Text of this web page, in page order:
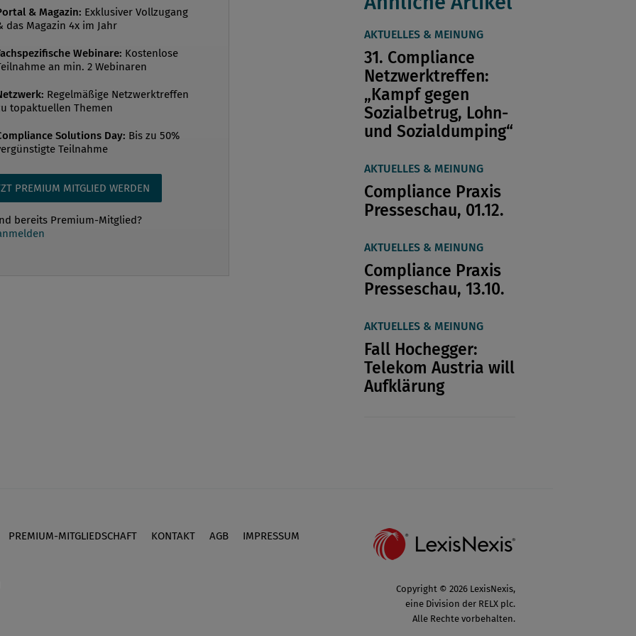
seiner prestigeträchtigsten
das Euro Plaza am Wienerberg. Bis
in unterschiedlichen Funktionen
& Magazin: Exklusiver Vollzugang
das Magazin 4x im Jahr
Webinare: Kostenlose
an min. 2 Webinaren
Regelmäßige Netzwerktreffen
topaktuellen Themen
Solutions Day: Bis zu 50%
Teilnahme
PREMIUM MITGLIED WERDEN
bereits Premium-Mitglied?
AKTUELLES & MEINUNG
31. Compliance
Netzwerktreffen:
„Kampf gegen
Sozialbetrug, Lohn-
und Sozialdumping“
AKTUELLES & MEINUNG
Compliance Praxis
Presseschau, 01.12.
AKTUELLES & MEINUNG
Compliance Praxis
Presseschau, 13.10.
AKTUELLES & MEINUNG
Fall Hochegger:
Telekom Austria will
Aufklärung
PREMIUM-MITGLIEDSCHAFT KONTAKT AGB IMPRESSUM
Copyright © 2026 LexisNexis,
eine Division der RELX plc.
Alle Rechte vorbehalten.